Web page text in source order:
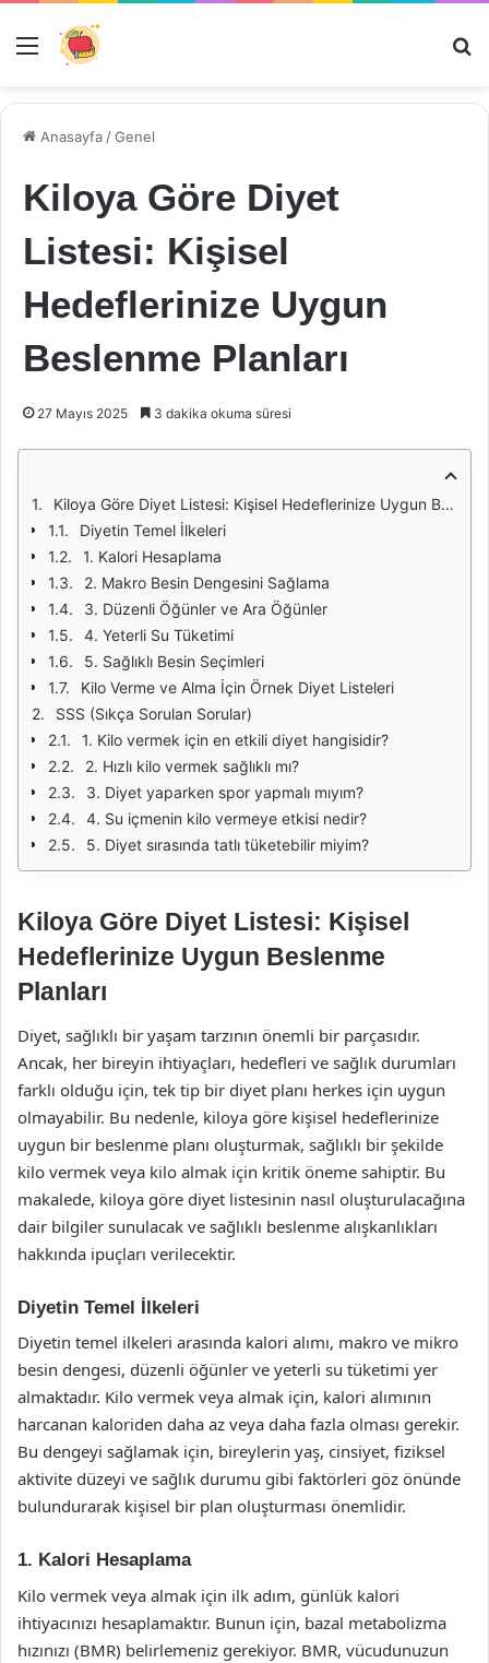
Menü
Anasayfa /Genel
Kiloya Göre Diyet
Listesi: Kişisel
Hedeflerinize Uygun
Beslenme Planları
27 Mayıs 2025 3 dakika okuma süresi
Kiloya Göre Diyet Listesi: Kişisel Hedeflerinize Uygun Beslenme Planları
Diyetin Temel İlkeleri
1. Kalori Hesaplama
2. Makro Besin Dengesini Sağlama
3. Düzenli Öğünler ve Ara Öğünler
4. Yeterli Su Tüketimi
5. Sağlıklı Besin Seçimleri
Kilo Verme ve Alma İçin Örnek Diyet Listeleri
SSS (Sıkça Sorulan Sorular)
1. Kilo vermek için en etkili diyet hangisidir?
2. Hızlı kilo vermek sağlıklı mı?
3. Diyet yaparken spor yapmalı mıyım?
4. Su içmenin kilo vermeye etkisi nedir?
5. Diyet sırasında tatlı tüketebilir miyim?
Kiloya Göre Diyet Listesi: Kişisel
Hedeflerinize Uygun Beslenme
Planları
Diyet, sağlıklı bir yaşam tarzının önemli bir parçasıdır.
Ancak, her bireyin ihtiyaçları, hedefleri ve sağlık durumları
farklı olduğu için, tek tip bir diyet planı herkes için uygun
olmayabilir. Bu nedenle, kiloya göre kişisel hedeflerinize
uygun bir beslenme planı oluşturmak, sağlıklı bir şekilde
kilo vermek veya kilo almak için kritik öneme sahiptir. Bu
makalede, kiloya göre diyet listesinin nasıl oluşturulacağına
dair bilgiler sunulacak ve sağlıklı beslenme alışkanlıkları
hakkında ipuçları verilecektir.
Diyetin Temel İlkeleri
Diyetin temel ilkeleri arasında kalori alımı, makro ve mikro
besin dengesi, düzenli öğünler ve yeterli su tüketimi yer
almaktadır. Kilo vermek veya almak için, kalori alımının
harcanan kaloriden daha az veya daha fazla olması gerekir.
Bu dengeyi sağlamak için, bireylerin yaş, cinsiyet, fiziksel
aktivite düzeyi ve sağlık durumu gibi faktörleri göz önünde
bulundurarak kişisel bir plan oluşturması önemlidir.
1. Kalori Hesaplama
Kilo vermek veya almak için ilk adım, günlük kalori
ihtiyacınızı hesaplamaktır. Bunun için, bazal metabolizma
hızınızı (BMR) belirlemeniz gerekiyor. BMR, vücudunuzun